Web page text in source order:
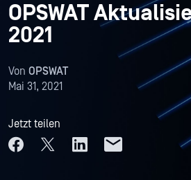
OPSWAT
2021
Von OPSWAT
Mai 31, 2021
Jetzt teilen